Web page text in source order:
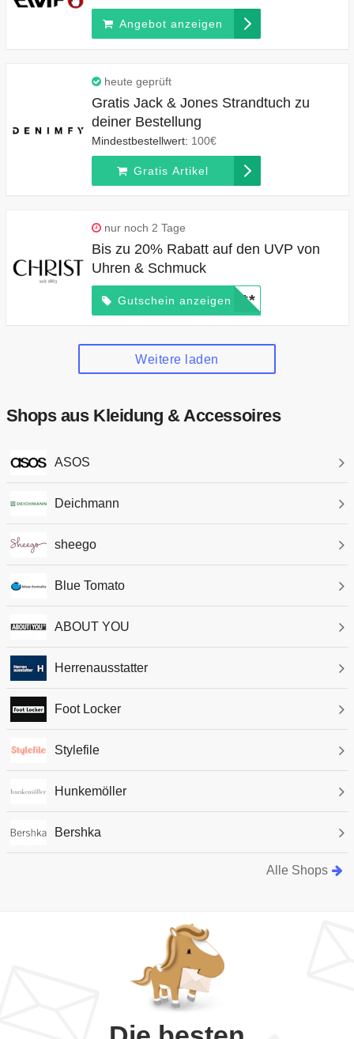
Angebot anzeigen
heute geprüft
Gratis Jack & Jones Strandtuch zu
deiner Bestellung
Mindestbestellwert: 100€
Gratis Artikel
nur noch 2 Tage
Bis zu 20% Rabatt auf den UVP von
Uhren & Schmuck
Gutschein anzeigen*****
Weitere laden
Shops aus Kleidung & Accessoires
ASOS
Deichmann
sheego
Blue Tomato
ABOUT YOU
Herrenausstatter
Foot Locker
Stylefile
Hunkemöller
Bershka
Alle Shops